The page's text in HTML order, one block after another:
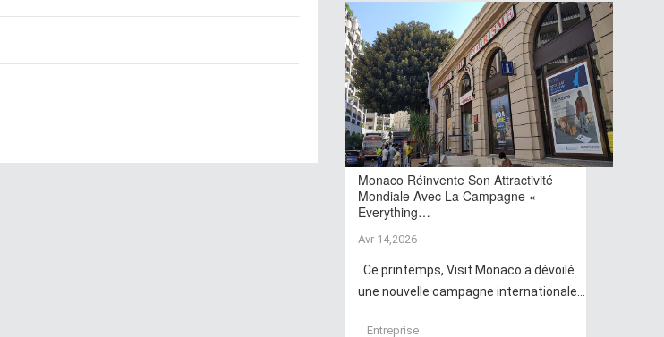
Monaco Réinvente Son Attractivité
Mondiale Avec La Campagne «
Everything…
Avr 14,2026
Ce printemps, Visit Monaco a dévoilé
une nouvelle campagne internationale...
Entreprise